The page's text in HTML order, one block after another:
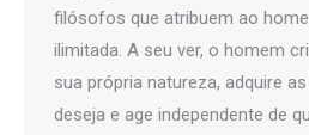
filósofos que atribuem ao
ilimitada. A seu ver, o homem
sua própria natureza, adquire
deseja e age independente de